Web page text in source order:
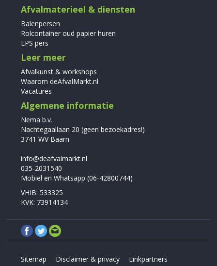
Afvalmaterieel & diensten
Balenpersen
Rolcontainer oud papier huren
EPS pers
Leer meer
Afvalkunst & workshops
Waarom deAfvalMarkt.nl
Vacatures
Algemene informatie
Nema b.v.
Nachtegaallaan 20 (geen bezoekadres!)
3741 WV Baarn
info@deafvalmarkt.nl
035-2031540
Mobiel en Whatsapp (06-42800744)
VHIB: 533325
KVK: 73914134
Sitemap Disclaimer & privacy
Linkpartners